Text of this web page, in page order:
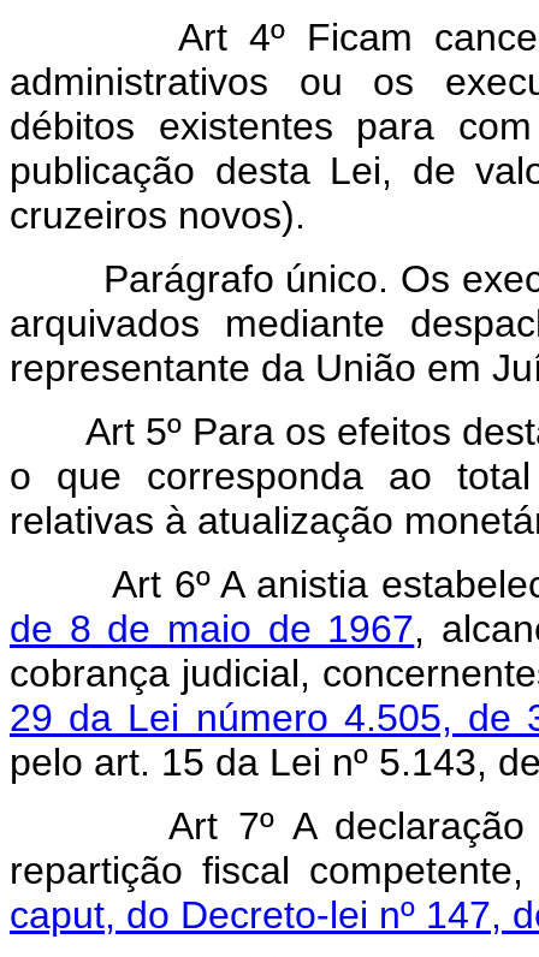
Art 4º Ficam
administrativos ou os
débitos existentes para
publicação desta Lei, de
cruzeiros novos).
Parágrafo único. Os
arquivados mediante
representante da União em
Art 5º Para os efeitos
o que corresponda ao
relativas à atualização
Art 6º A anistia
de 8 de maio de 1967,
cobrança judicial,
29 da Lei número 4.505, de
pelo art. 15 da Lei nº 5.143,
Art 7º A
repartição fiscal
caput, do Decreto-lei nº 147,